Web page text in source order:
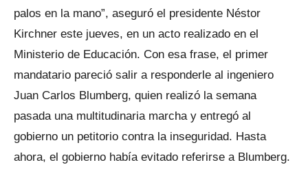
palos en la mano”, aseguró el presidente Néstor
Kirchner este jueves, en un acto realizado en el
Ministerio de Educación. Con esa frase, el primer
mandatario pareció salir a responderle al ingeniero
Juan Carlos Blumberg, quien realizó la semana
pasada una multitudinaria marcha y entregó al
gobierno un petitorio contra la inseguridad. Hasta
ahora, el gobierno había evitado referirse a Blumberg.